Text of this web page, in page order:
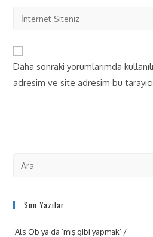
Daha sonraki yorumlarımda
adresim ve site adresim bu
Son Yazılar
‘Als Ob ya da ‘mış gibi yapmak’ /